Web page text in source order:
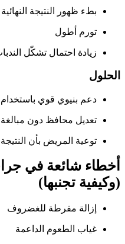
بطء ظهور النتيجة النهائية
تورم أطول
زيادة احتمال تشكّل
الحلول
دعم بنيوي قوي
تعديل محافظ دون مبالغة
توعية المريض بأن
أخطاء شائعة في
(وكيفية تجنبها)
إزالة مفرطة للغضروف
غياب الطعوم الداعمة